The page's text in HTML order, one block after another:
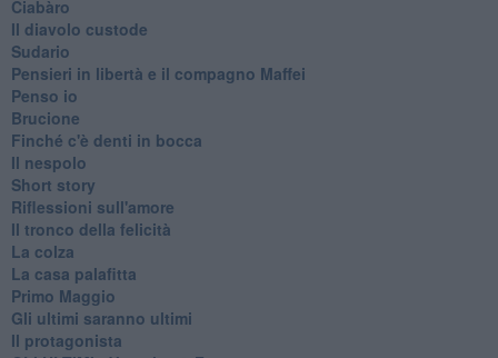
Ciabàro
Il diavolo custode
Sudario
Pensieri in libertà e il compagno Maffei
Penso io
Brucione
Finché c'è denti in bocca
Il nespolo
Short story
Riflessioni sull'amore
Il tronco della felicità
La colza
La casa palafitta
Primo Maggio
Gli ultimi saranno ultimi
Il protagonista